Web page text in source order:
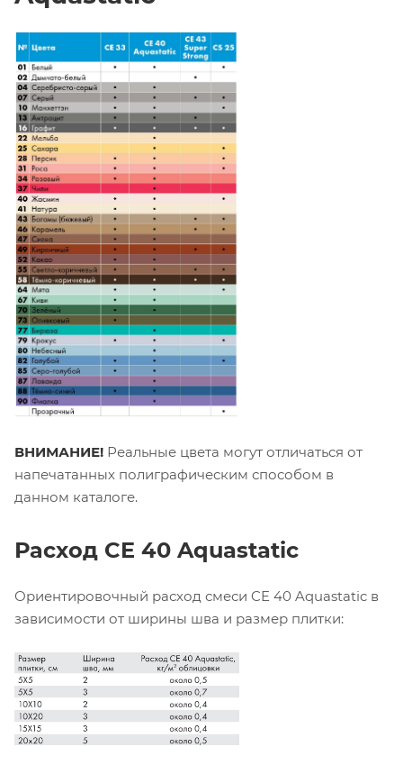
ВНИМАНИЕ! Реальные цвета могут отличаться от
напечатанных полиграфическим способом в
данном каталоге.
Расход CE 40 Aquastatic
Ориентировочный расход смеси CE 40 Aquastatic в
зависимости от ширины шва и размер плитки: